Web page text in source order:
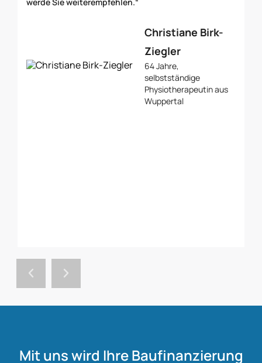
Christiane Birk-
Ziegler
64 Jahre,
selbstständige
Physiotherapeutin aus
Wuppertal
Mit uns wird Ihre Baufinanzierung